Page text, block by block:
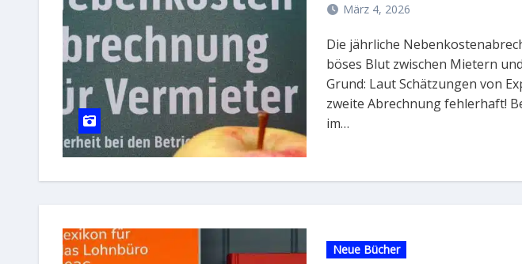
März 4, 2026
Die jährliche Nebenkostenabrechnung sorgt häufig für
böses Blut zwischen Mietern
Grund: Laut Schätzungen von
zweite Abrechnung fehlerhaft!
im…
Neue Bücher